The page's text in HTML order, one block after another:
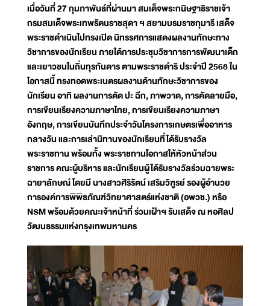
เมื่อวันที่ 27 กุมภาพันธ์ที่ผ่านมา สมเด็จพระกนิษฐาธิราชเจ้า
กรมสมเด็จพระเทพรัตนราชสุดา ฯ สยามบรมราชกุมารี เสด็จ
พระราชดำเนินไปทรงเปิด นิทรรศการแสดงผลงานทักษะทาง
วิชาการของนักเรียน ภายใต้การประชุมวิชาการการพัฒนาเด็ก
และเยาวชนในถิ่นทุรกันดาร ตามพระราชดำริ ประจำปี 2568 ใน
โอกาสนี้ ทรงทอดพระเนตรผลงานด้านทักษะวิชาการของ
นักเรียน อาทิ ผลงานการตัด ปะ ฉีก, ภาพวาด, การคัดลายมือ,
การเขียนเรียงความภาษาไทย, การเขียนเรียงความภาษา
อังกฤษ, การเขียนบันทึกประจำวันโครงการเกษตรเพื่ออาหาร
กลางวัน และการเล่านิทานของนักเรียนที่ได้รับรางวัล
พระราชทาน พร้อมทั้ง พระราชทานโอกาสให้หัวหน้าส่วน
ราชการ คณะผู้บริหาร และนักเรียนผู้ได้รับรางวัลร่วมฉายพระ
ฉายาลักษณ์ โดยมี นางสาวศิริรัตน์ เสริมวิฑูรย์ รองผู้อำนวย
การองค์การพิพิธภัณฑ์วิทยาศาสตร์แห่งชาติ (อพวช.) หรือ
NSM พร้อมด้วยคณะเจ้าหน้าที่ ร่วมเฝ้าฯ รับเสด็จ ณ หอศิลป
วัฒนธรรมแห่งกรุงเทพมหานคร